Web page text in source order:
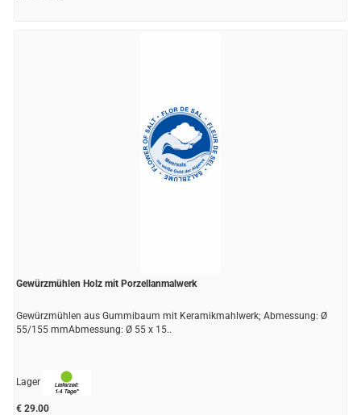
Gewürzmühlen Holz mit Porzellanmalwerk
Gewürzmühlen aus Gummibaum mit Keramikmahlwerk; Abmessung: Ø
55/155 mmAbmessung: Ø 55 x 15..
Lager
€ 29.00